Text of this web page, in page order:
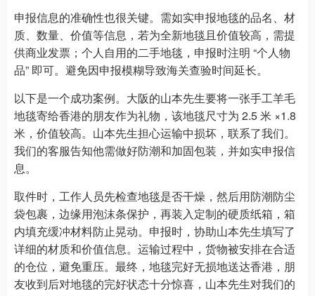
申报信息的准确性也很关键。需如实申报地毯的品名、材
质、数量、价值等信息，若为全新地毯且价值较高，需提
供商业发票；个人自用的二手地毯，申报时注明 “个人物
品” 即可。避免因申报模糊导致海关查验时间延长。
以下是一个成功案例。大阪的山本先生要将一张手工羊毛
地毯寄给香港的朋友作为礼物，该地毯尺寸为 2.5 米 ×1.8
米，价值较高。山本先生担心运输中损坏，联系了我们。
我们的客服告知他需做好防潮和加固包装，并如实申报信
息。
取件时，工作人员先检查地毯是否干燥，然后用防潮防尘
袋包裹，边缘用泡沫条保护，再装入定制的硬质纸箱，箱
内填充缓冲材料防止晃动。申报时，协助山本先生填写了
详细的材质和价值信息。运输过程中，货物被安排在合适
的仓位，避免重压。最终，地毯完好无损地送达香港，朋
友收到后对地毯的完好状态十分惊喜，山本先生对我们的